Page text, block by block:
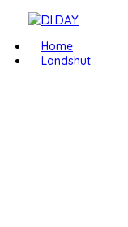
Home
Landshut